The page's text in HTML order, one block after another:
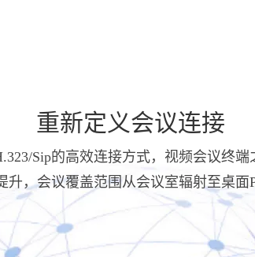
重新定义会议连接
Sip的高效连接方式，视频会议终
升，会议覆盖范围从会议室辐射至桌面